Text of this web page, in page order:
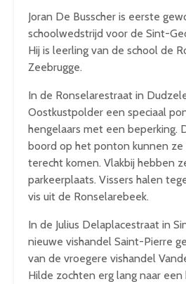
Joran De Busscher is eerste
schoolwedstrijd voor de Sint-
Hij is leerling van de school de
Zeebrugge.
In de Ronselarestraat in
Oostkustpolder een speciaal
hengelaars met een beperking.
boord op het ponton kunnen
terecht komen. Vlakbij hebben
parkeerplaats. Vissers halen
vis uit de Ronselarebeek.
In de Julius Delaplacestraat in
nieuwe vishandel Saint-Pierre
van de vroegere vishandel
Hilde zochten erg lang naar